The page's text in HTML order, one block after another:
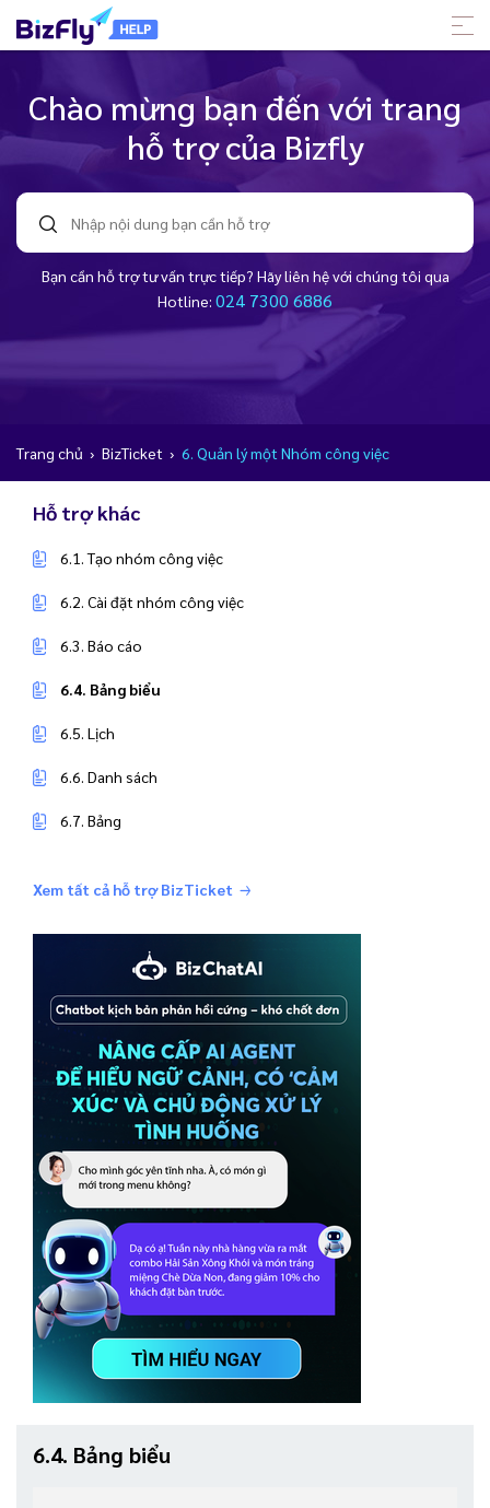
Chào mừng bạn đến với trang
hỗ trợ của Bizfly
Bạn cần hỗ trợ tư vấn trực tiếp? Hãy liên hệ với chúng tôi qua
Hotline: 024 7300 6886
Trang chủ › BizTicket › 6. Quản lý một Nhóm công việc
Hỗ trợ khác
6.1. Tạo nhóm công việc
6.2. Cài đặt nhóm công việc
6.3. Báo cáo
6.4. Bảng biểu
6.5. Lịch
6.6. Danh sách
6.7. Bảng
Xem tất cả hỗ trợ BizTicket
6.4. Bảng biểu